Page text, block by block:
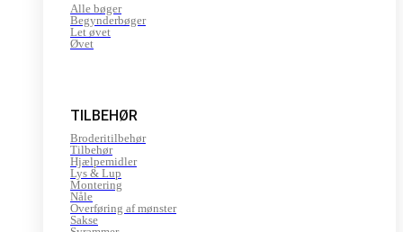
Alle bøger
Begynderbøger
Let øvet
Øvet
TILBEHØR
Broderitilbehør
Tilbehør
Hjælpemidler
Lys & Lup
Montering
Nåle
Overføring af mønster
Sakse